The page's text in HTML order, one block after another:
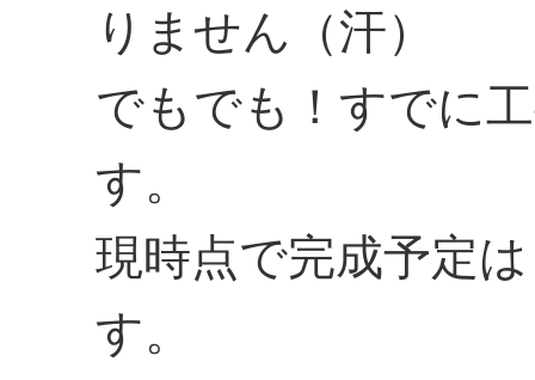
りません（汗）
でもでも！すでに
す。
現時点で完成予定
す。